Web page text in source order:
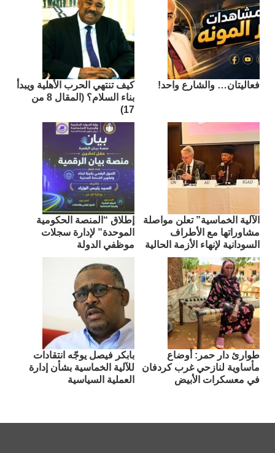
فعاليتان… والشارع واحد!
كيف تنتهي الحرب الأهلية ويبدأ
بناء السلام؟ (المقال 8 من
17)
الآلية الخماسية” تعلن مواصلة
مشاوراتها مع الأطراف
السودانية لإنهاء الأزمة الحالية
إطلاق “المنصة الحكومية
الموحدة” لإدارة سجلات
موظفي الدولة
طوارئ دار حمر: أوضاع
مأساوية لنازحي غرب كردفان
في معسكرات الأبيض
بابكر فيصل يوجّه انتقادات
للآلية الخماسية بشأن إدارة
العملية السياسية